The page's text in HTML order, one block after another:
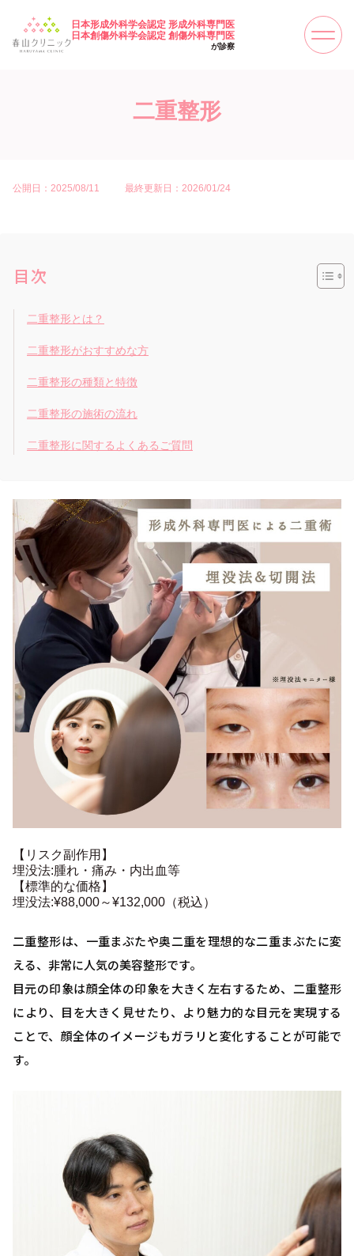
日本形成外科学会認定 形成外科専門医
日本創傷外科学会認定 創傷外科専門医
が診察
二重整形
公開日：2025/08/11 最終更新日：2026/01/24
目次
二重整形とは？
二重整形がおすすめな方
二重整形の種類と特徴
二重整形の施術の流れ
二重整形に関するよくあるご質問
【リスク副作用】
埋没法:腫れ・痛み・内出血等
【標準的な価格】
埋没法:¥88,000～¥132,000（税込）
二重整形は、一重まぶたや奥二重を理想的な二重まぶたに変
える、非常に人気の美容整形です。
目元の印象は顔全体の印象を大きく左右するため、二重整形
により、目を大きく見せたり、より魅力的な目元を実現する
ことで、顔全体のイメージもガラリと変化することが可能で
す。